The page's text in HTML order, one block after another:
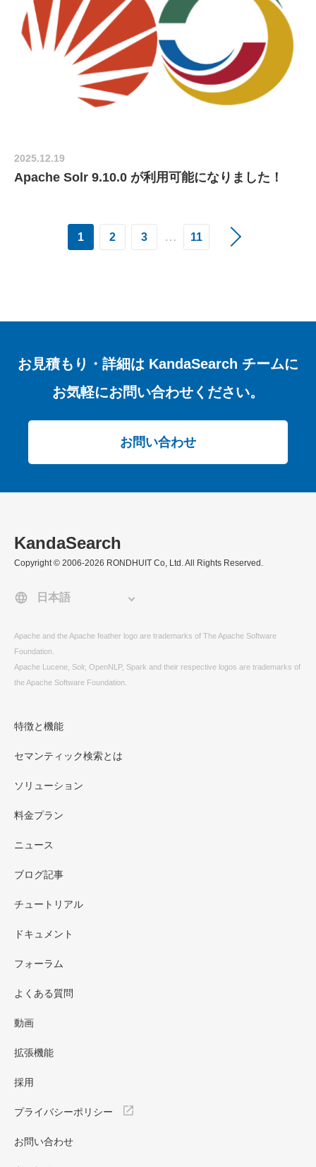
2025.12.19
Apache Solr 9.10.0 が利用可能になりました！
1 2 3 … 11
お見積もり・詳細は KandaSearch チームに
お気軽にお問い合わせください。
お問い合わせ
KandaSearch
Copyright © 2006-2026 RONDHUIT Co, Ltd. All Rights Reserved.
Apache and the Apache feather logo are trademarks of The Apache Software
Foundation.
Apache Lucene, Solr, OpenNLP, Spark and their respective logos are trademarks of
the Apache Software Foundation.
特徴と機能
セマンティック検索とは
ソリューション
料金プラン
ニュース
ブログ記事
チュートリアル
ドキュメント
フォーラム
よくある質問
動画
拡張機能
採用
プライバシーポリシー
お問い合わせ